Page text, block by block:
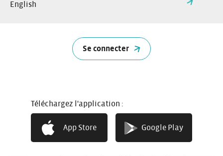
English
Se connecter
Téléchargez l'application :
App Store Google Play
5 portes
Grand coffre